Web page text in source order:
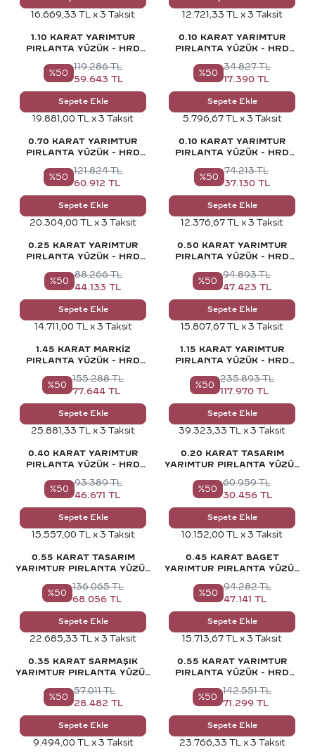
16.669,33 TL x 3 Taksit 12.721,33 TL x 3 Taksit
1.10 KARAT YARIMTUR
PIRLANTA YÜZÜK - HRD
%50
119.286TL
59.643TL
Sepete Ekle
19.881,00 TL x 3 Taksit
0.10 KARAT YARIMTUR
PIRLANTA YÜZÜK - HRD
%50
34.827TL
17.390 TL
Sepete Ekle
5.796,67 TL x 3 Taksit
0.70 KARAT YARIMTUR
PIRLANTA YÜZÜK - HRD
%50
121.824TL
60.912 TL
Sepete Ekle
20.304,00 TL x 3 Taksit
0.10 KARAT YARIMTUR
PIRLANTA YÜZÜK - HRD
%50
74.213TL
37.130 TL
Sepete Ekle
12.376,67 TL x 3 Taksit
0.25 KARAT YARIMTUR
PIRLANTA YÜZÜK - HRD
%50
88.266TL
44.133TL
Sepete Ekle
14.711,00 TL x 3 Taksit
0.50 KARAT YARIMTUR
PIRLANTA YÜZÜK - HRD
%50
94.893TL
47.423 TL
Sepete Ekle
15.807,67 TL x 3 Taksit
1.45 KARAT MARKIZ
PIRLANTA YÜZÜK - HRD
%50
155.288TL
77.644 TL
Sepete Ekle
25.881,33 TL x 3 Taksit
1.15 KARAT YARIMTUR
PIRLANTA YÜZÜK - HRD
%50
235.893TL
117.970 TL
Sepete Ekle
39.323,33 TL x 3 Taksit
0.40 KARAT YARIMTUR
PIRLANTA YÜZÜK - HRD
%50
93.389TL
46.671 TL
Sepete Ekle
15.557,00 TL x 3 Taksit
0.20 KARAT TASARIM
YARIMTUR PIRLANTA YÜZÜK
%50
60.959TL
30.456TL
Sepete Ekle
10.152,00 TL x 3 Taksit
0.55 KARAT TASARIM
YARIMTUR PIRLANTA YÜZÜK
%50
136.065TL
68.056 TL
Sepete Ekle
22.685,33 TL x 3 Taksit
0.45 KARAT BAGET
YARIMTUR PIRLANTA YÜZÜK
%50
94.282TL
47.141 TL
Sepete Ekle
15.713,67 TL x 3 Taksit
0.35 KARAT SARMAŞIK
YARIMTUR PIRLANTA YÜZÜK
%50
57.011TL
28.482 TL
Sepete Ekle
9.494,00 TL x 3 Taksit
0.55 KARAT YARIMTUR
PIRLANTA YÜZÜK - HRD
%50
142.551TL
71.299 TL
Sepete Ekle
23.766,33 TL x 3 Taksit